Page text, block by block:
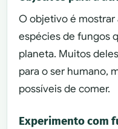
O objetivo é mostrar
espécies de fungos
planeta. Muitos
para o ser humano,
possíveis de comer.
Experimento com